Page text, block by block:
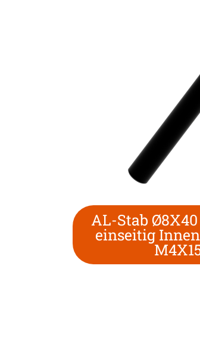
AL-Stab
einseitig